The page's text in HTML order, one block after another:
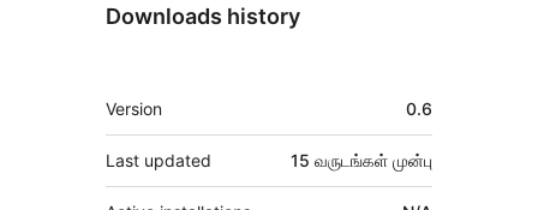
Downloads history
Meta
Version 0.6
Last updated 15 வருடங்கள் முன்பு